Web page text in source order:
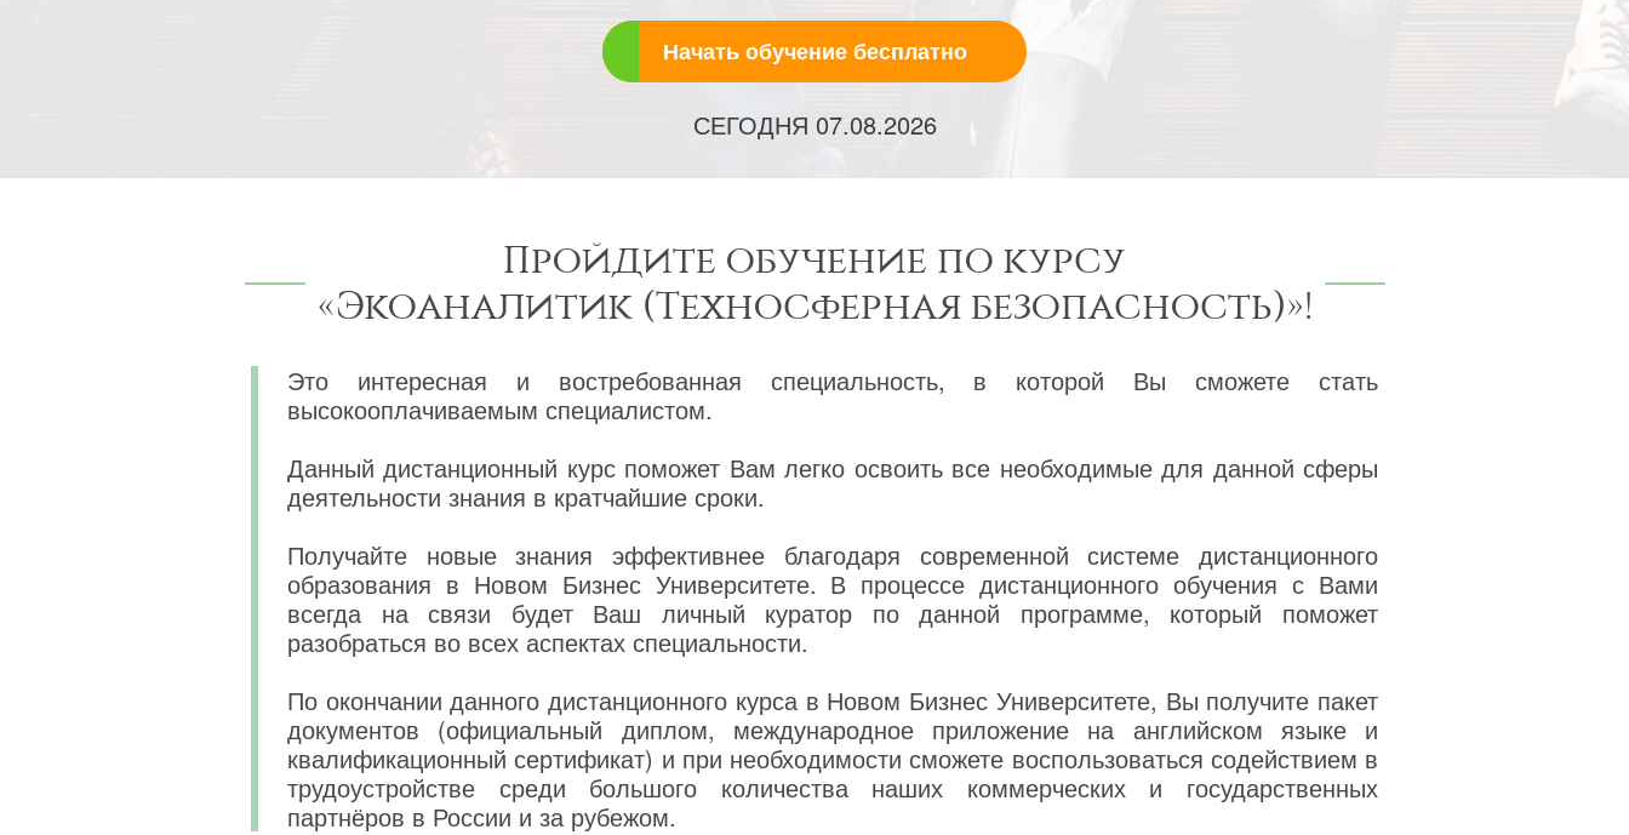
Начать обучение бесплатно
СЕГОДНЯ 07.08.2026
Пройдите обучение по курсу
«Экоаналитик (Техносферная безопасность)»!
Это интересная и востребованная специальность, в которой Вы сможете стать
высокооплачиваемым специалистом.
Данный дистанционный курс поможет Вам легко освоить все необходимые для данной сферы
деятельности знания в кратчайшие сроки.
Получайте новые знания эффективнее благодаря современной системе дистанционного
образования в Новом Бизнес Университете. В процессе дистанционного обучения с Вами
всегда на связи будет Ваш личный куратор по данной программе, который поможет
разобраться во всех аспектах специальности.
По окончании данного дистанционного курса в Новом Бизнес Университете, Вы получите пакет
документов (официальный диплом, международное приложение на английском языке и
квалификационный сертификат) и при необходимости сможете воспользоваться содействием в
трудоустройстве среди большого количества наших коммерческих и государственных
партнёров в России и за рубежом.